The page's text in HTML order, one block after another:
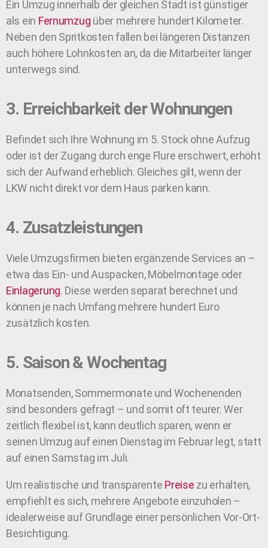
Ein Umzug innerhalb der gleichen Stadt ist günstiger
als ein Fernumzug über mehrere hundert Kilometer.
Neben den Spritkosten fallen bei längeren Distanzen
auch höhere Lohnkosten an, da die Mitarbeiter länger
unterwegs sind.
3. Erreichbarkeit der Wohnungen
Befindet sich Ihre Wohnung im 5. Stock ohne Aufzug
oder ist der Zugang durch enge Flure erschwert, erhöht
sich der Aufwand erheblich. Gleiches gilt, wenn der
LKW nicht direkt vor dem Haus parken kann.
4. Zusatzleistungen
Viele Umzugsfirmen bieten ergänzende Services an –
etwa das Ein- und Auspacken, Möbelmontage oder
Einlagerung. Diese werden separat berechnet und
können je nach Umfang mehrere hundert Euro
zusätzlich kosten.
5. Saison & Wochentag
Monatsenden, Sommermonate und Wochenenden
sind besonders gefragt – und somit oft teurer. Wer
zeitlich flexibel ist, kann deutlich sparen, wenn er
seinen Umzug auf einen Dienstag im Februar legt, statt
auf einen Samstag im Juli.
Um realistische und transparente Preise zu erhalten,
empfiehlt es sich, mehrere Angebote einzuholen –
idealerweise auf Grundlage einer persönlichen Vor-Ort-
Besichtigung.